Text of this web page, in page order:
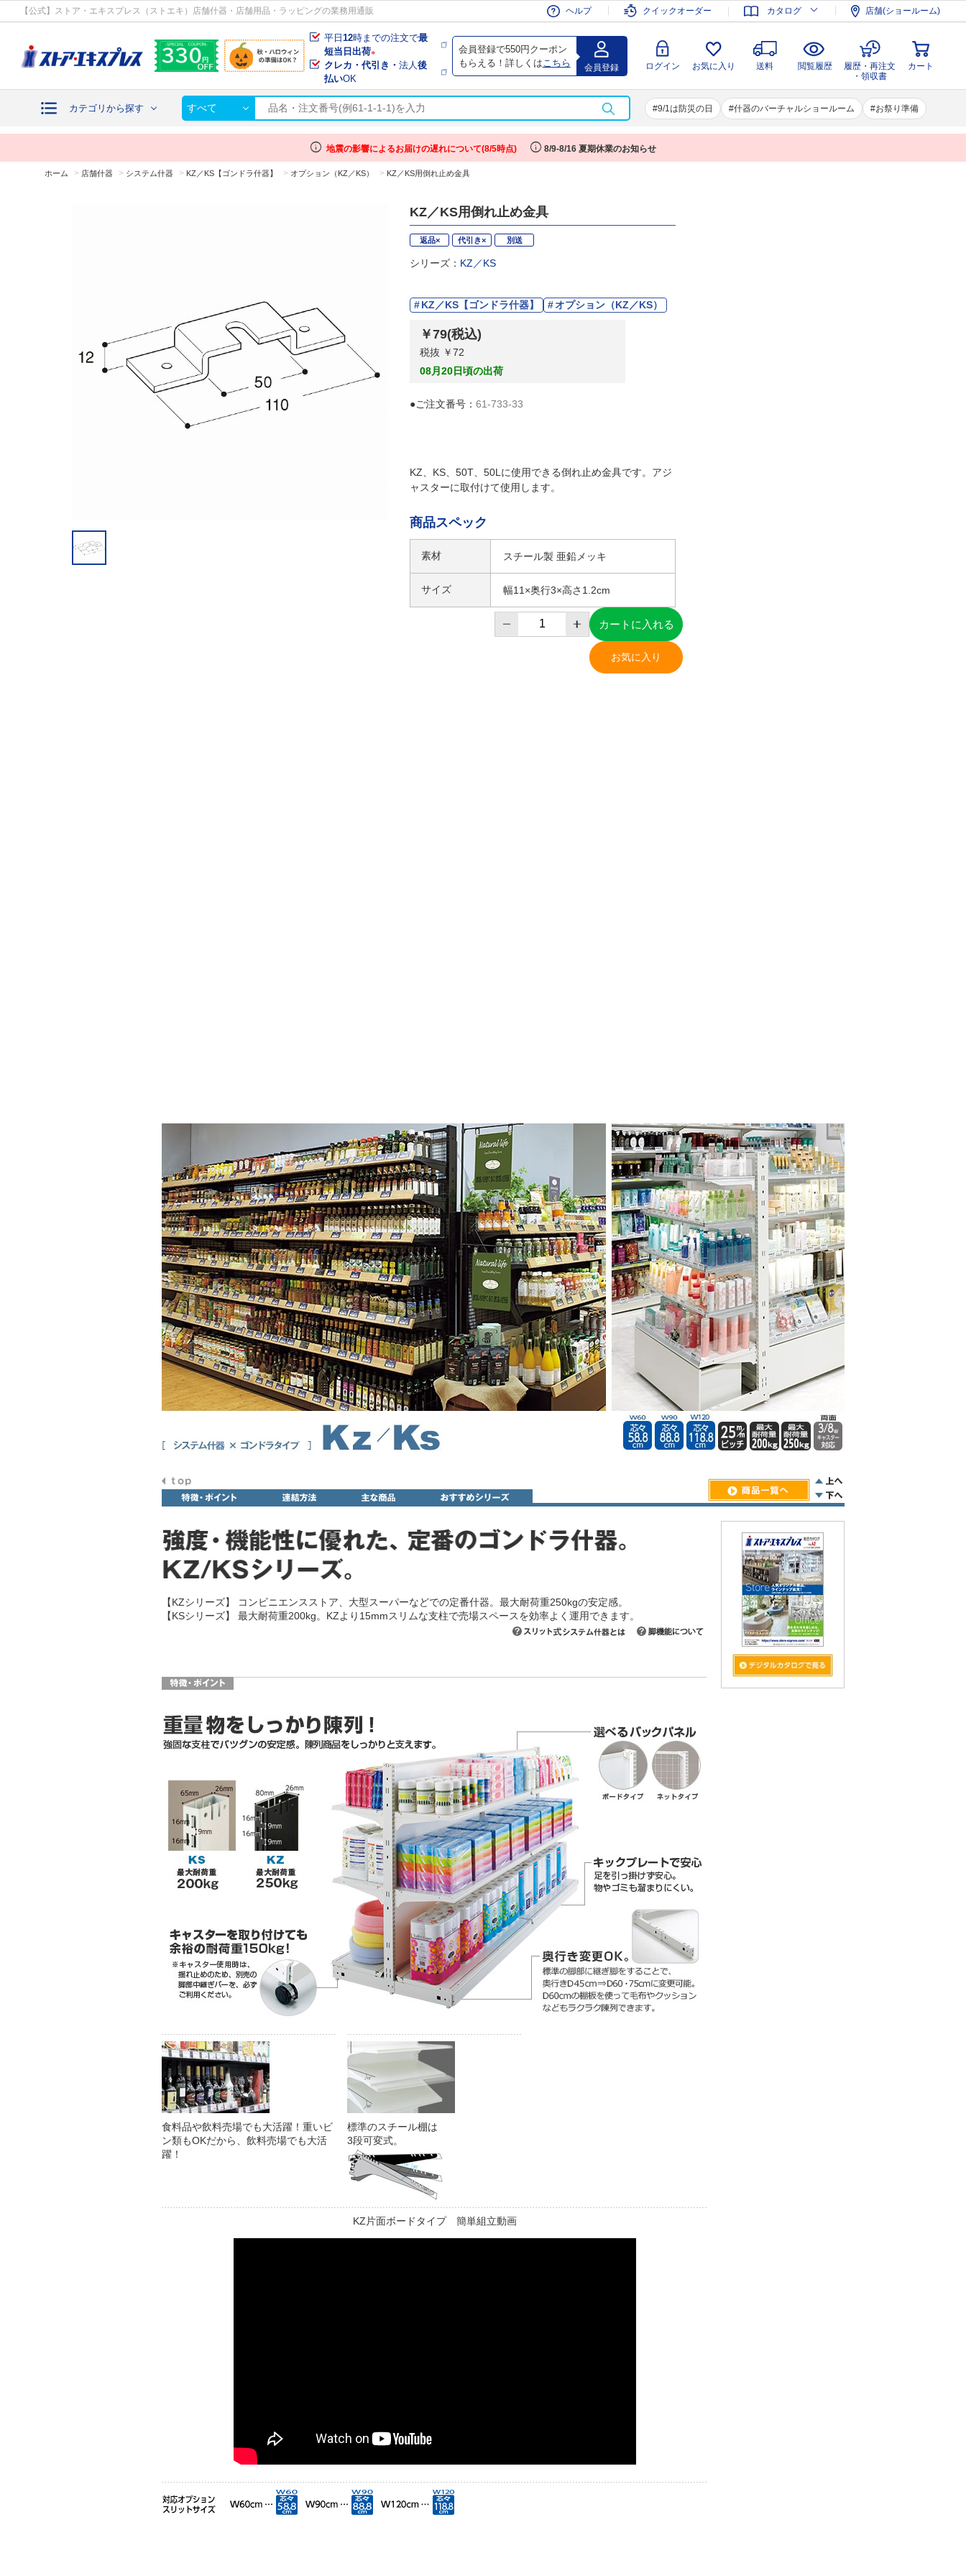
【公式】ストア・エキスプレス（ストエキ）店舗什器・店舗用品・ラッピングの業務用通販 ヘルプ クイックオーダー カタログ 店舗(ショールーム)
平日12時までの注文で最
短当日出荷※
クレカ・代引き・法人後
払いOK
会員登録で550円クーポン
もらえる！詳しくは こちら 会員登録 ログイン お気に入り 送料 閲覧履歴
履歴・再注文
・領収書
カート
カテゴリから探す すべて 9/1は防災の日 什器のバーチャルショールーム お祭り準備
会員登録
ログイン お気に入り 送料 閲覧履歴
履歴・再注文
・領収書
カート
info 地震の影響によるお届けの遅れについて(8/5時点) info 8/9-8/16 夏期休業のお知らせ
ホーム > 店舗什器 > システム什器 > KZ／KS【ゴンドラ什器】 > オプション（KZ／KS） > KZ／KS用倒れ止め金具
KZ／KS用倒れ止め金具
返品× 代引き× 別送
シリーズ： KZ／KS
KZ／KS【ゴンドラ什器】 オプション（KZ／KS）
￥79(税込)
税抜 ￥72
08月20日頃の出荷
●ご注文番号： 61-733-33
KZ、KS、50T、50Lに使用できる倒れ止め金具です。アジ
ャスターに取付けて使用します。
商品スペック
素材 スチール製 亜鉛メッキ
サイズ 幅11×奥行3×高さ1.2cm
カートに入れる
【KZシリーズ】 コンビニエンスストア、大型スーパーなどでの定番什器。最大耐荷重250kgの安定感。
【KSシリーズ】 最大耐荷重200kg。KZより15mmスリムな支柱で売場スペースを効率よく運用できます。
食料品や飲料売場でも大活躍！重いビ
ン類もOKだから、飲料売場でも大活
躍！
標準のスチール棚は
3段可変式。
KZ片面ボードタイプ 簡単組立動画